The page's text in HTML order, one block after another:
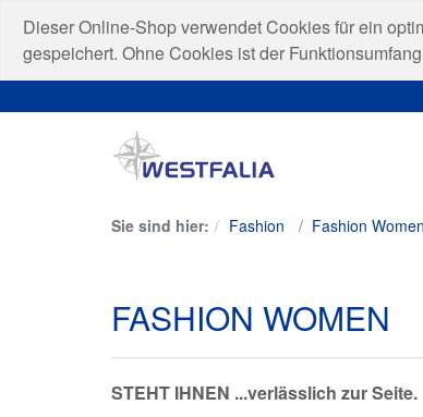
Dieser Online-Shop verwendet Cookies für ein
gespeichert. Ohne Cookies ist der
Sie sind hier: Fashion Fashion Women
FASHION WOMEN
STEHT IHNEN ...verlässlich zur Seite.